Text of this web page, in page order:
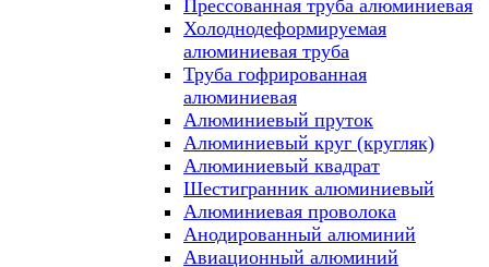
Прессованная труба алюминиевая
Холоднодеформируемая
алюминиевая труба
Труба гофрированная
алюминиевая
Алюминиевый пруток
Алюминиевый круг (кругляк)
Алюминиевый квадрат
Шестигранник алюминиевый
Алюминиевая проволока
Анодированный алюминий
Авиационный алюминий